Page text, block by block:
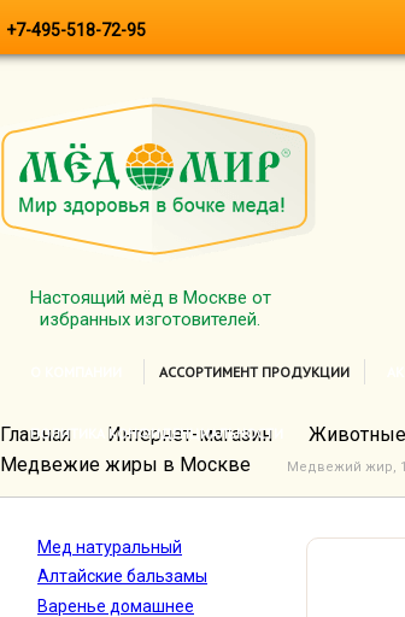
+7-495-518-72-95
Настоящий мёд в Москве от
избранных изготовителей.
АССОРТИМЕНТ ПРОДУКЦИИ
ПОЛИТИКА КОНФИДЕНЦИАЛЬНОСТИ
Главная Интернет-магазин
Медвежие жиры в Москве
Медвежий жир,
Мед натуральный
Алтайские бальзамы
Варенье домашнее